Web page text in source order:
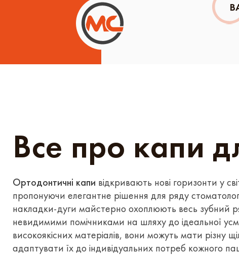
Все про капи
Ортодонтичні капи відкривають нові горизонти у
пропонуючи елегантне рішення для ряду
накладки-дуги майстерно охоплюють весь зубний
невидимими помічниками на шляху до ідеальної
високоякісних матеріалів, вони можуть мати різну
адаптувати їх до індивідуальних потреб кожного